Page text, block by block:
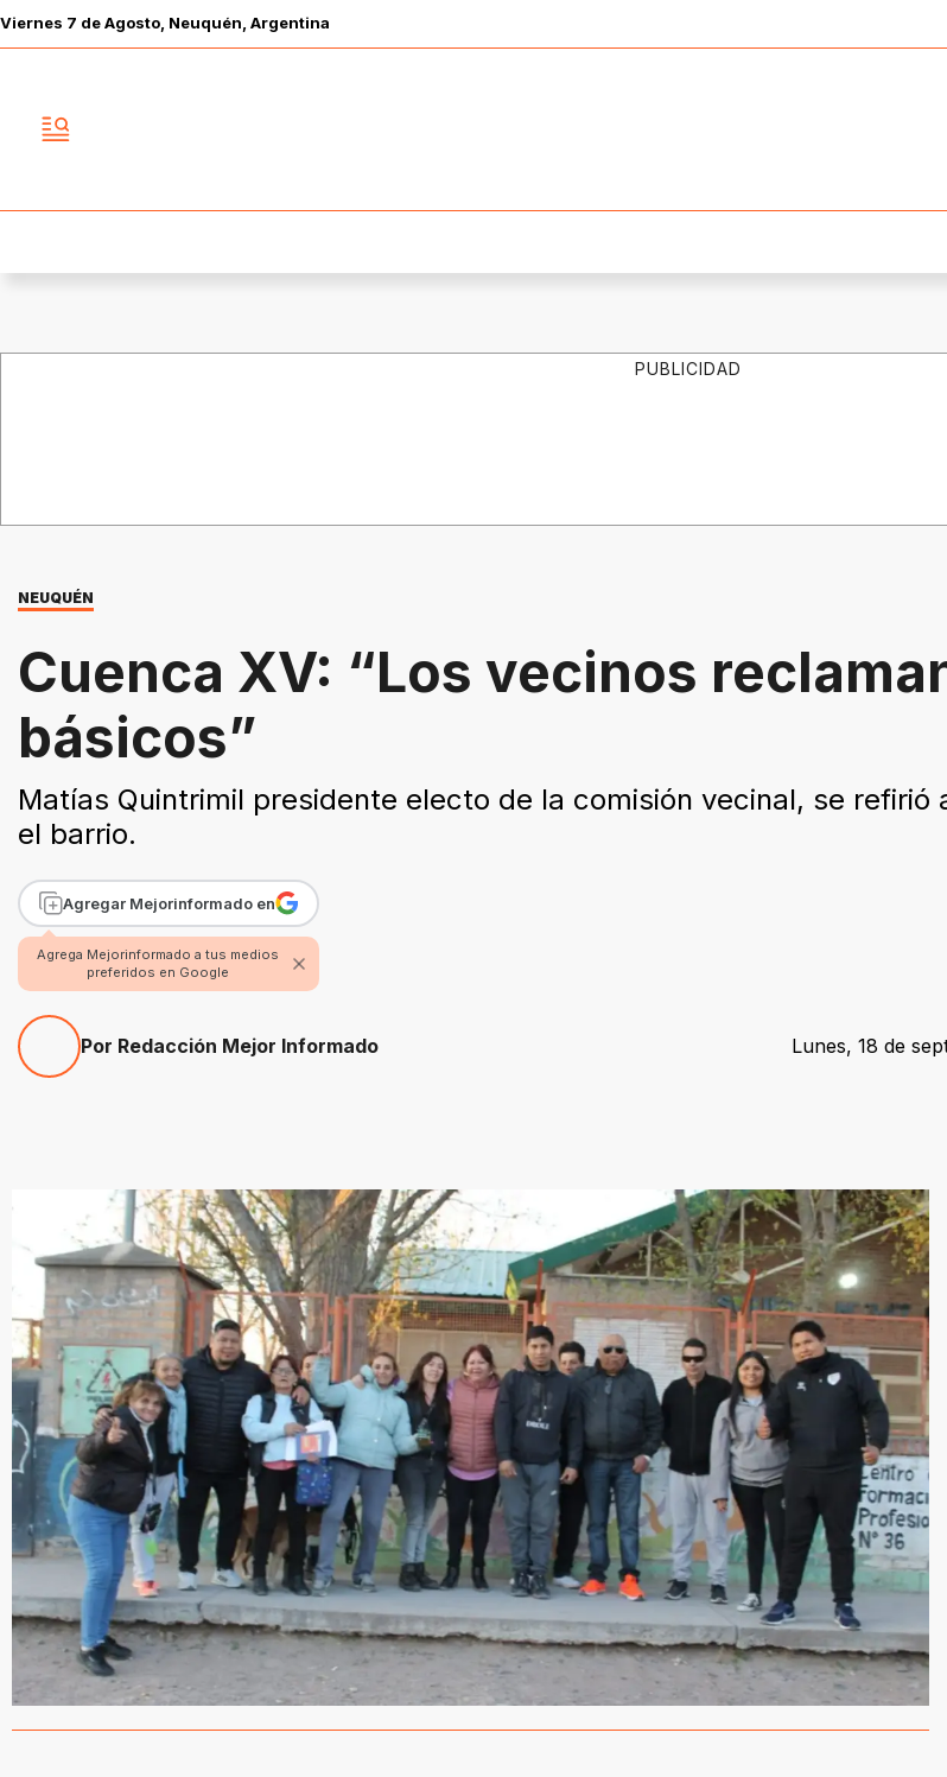
Viernes 7 deAgosto , Neuquén, Argentina
PUBLICIDAD
NEUQUÉN
Cuenca XV: “Los vecinos
básicos”
Matías Quintrimil presidente electo de la comisión vecinal, se refirió
el barrio.
Agregar Mejorinformado en
Agrega Mejorinformado a tus medios
preferidos en Google
Por Redacción Mejor Informado Lunes, 18 de